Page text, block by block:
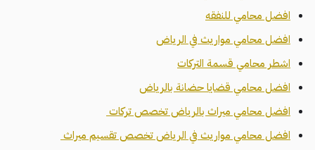
افضل محامي للنفقه
افضل محامي مواريث في الرياض
اشطر محامي قسمة التركات
افضل محامي قضايا حضانة بالرياض
افضل محامي ميراث بالرياض تخصص تركات
افضل محامي مواريث في الرياض تخصص تقسيم ميراث